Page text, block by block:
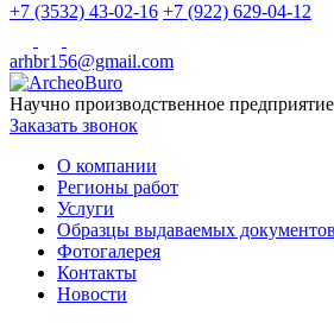
+7 (3532) 43-02-16 +7 (922) 629-04-12
arhbr156@gmail.com
Научно производственное предприятие
Заказать звонок
О компании
Регионы работ
Услуги
Образцы выдаваемых документов
Фотогалерея
Контакты
Новости